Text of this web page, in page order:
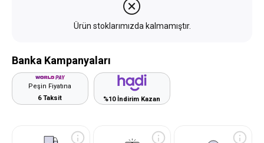
Ürün stoklarımızda kalmamıştır.
Banka Kampanyaları
Peşin Fiyatına
6 Taksit
%10 İndirim Kazan